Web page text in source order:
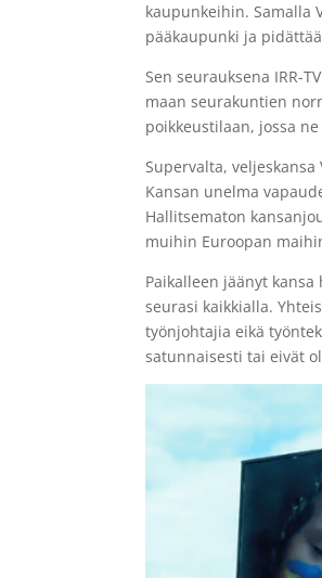
kaupunkeihin. Samalla
pääkaupunki ja
Sen seurauksena IRR-
maan seurakuntien
poikkeustilaan, jossa
Supervalta,
Kansan unelma
Hallitsematon
muihin Euroopan
Paikalleen jäänyt
seurasi kaikkialla.
työnjohtajia eikä
satunnaisesti tai eivät